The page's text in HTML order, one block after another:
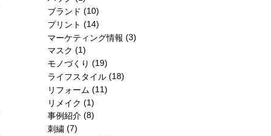
ブランド (10)
プリント (14)
マーケティング情報 (3)
マスク (1)
モノづくり (19)
ライフスタイル (18)
リフォーム (11)
リメイク (1)
事例紹介 (8)
刺繍 (7)